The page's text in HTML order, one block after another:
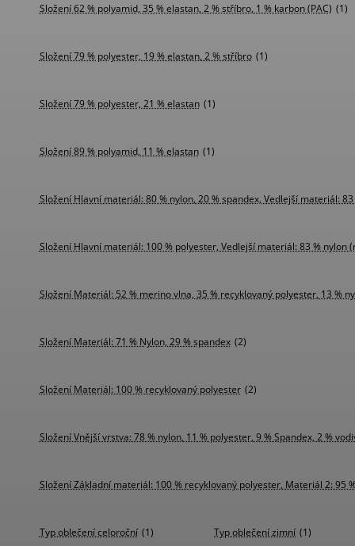
Složení 62 % polyamid, 35 % elastan, 2 % stříbro, 1 % karbon (PAC) (1)
Složení 79 % polyester, 19 % elastan, 2 % stříbro (1)
Složení 79 % polyester, 21 % elastan (1)
Složení 89 % polyamid, 11 % elastan (1)
Složení Hlavní materiál: 80 % nylon, 20 % spandex, Vedlejší materiál:
Složení Hlavní materiál: 100 % polyester, Vedlejší materiál: 83 % nylon
Složení Materiál: 52 % merino vlna, 35 % recyklovaný polyester, 13 %
Složení Materiál: 71 % Nylon, 29 % spandex (2)
Složení Materiál: 100 % recyklovaný polyester (2)
Složení Vnější vrstva: 78 % nylon, 11 % polyester, 9 % Spandex, 2 %
Složení Základní materiál: 100 % recyklovaný polyester, Materiál 2: 95
Typ oblečení celoroční (1) Typ oblečení zimní (1)